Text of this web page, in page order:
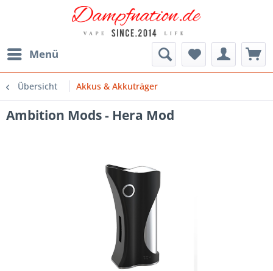
Menü
Übersicht Akkus & Akkuträger
Ambition Mods - Hera Mod